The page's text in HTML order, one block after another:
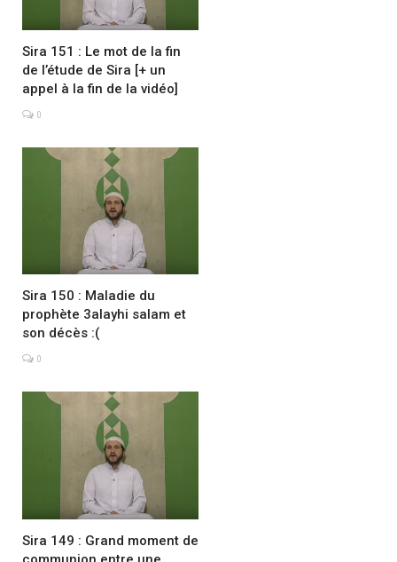
Sira 151 : Le mot de la fin
de l’étude de Sira [+ un
appel à la fin de la vidéo]
0
Sira 150 : Maladie du
prophète 3alayhi salam et
son décès :(
0
Sira 149 : Grand moment de